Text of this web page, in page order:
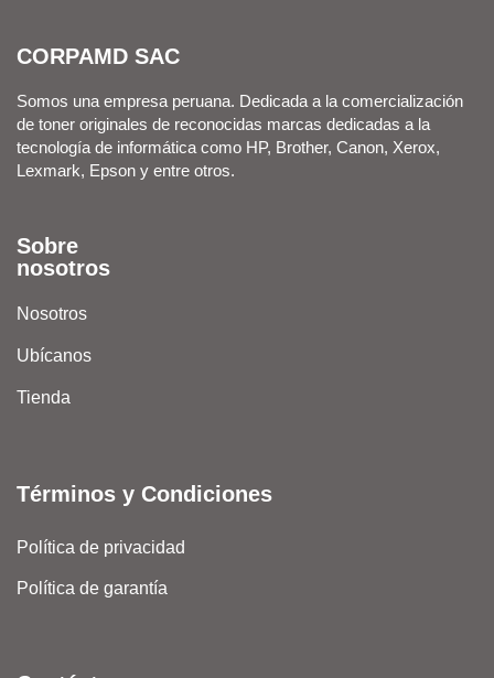
CORPAMD SAC
Somos una empresa peruana. Dedicada a la comercialización
de toner originales de reconocidas marcas dedicadas a la
tecnología de informática como HP, Brother, Canon, Xerox,
Lexmark, Epson y entre otros.
Sobre
nosotros
Nosotros
Ubícanos
Tienda
Términos y Condiciones
Política de privacidad
Política de garantía